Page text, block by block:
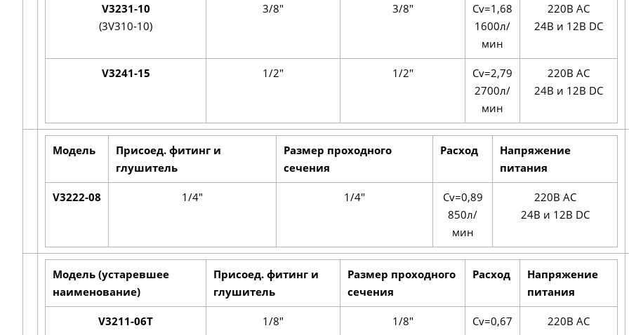
V3231-10
(3V310-10)
3/8" 3/8"
Cv=1,68
1600л/
мин
220В AC
24В и 12В DC
V3241-15 1/2" 1/2"
Cv=2,79
2700л/
мин
220В AC
24В и 12В DC
Модель
Присоед. фитинг и
глушитель
Размер проходного
сечения
Расход
Напряжение
питания
V3222-08 1/4" 1/4"
Cv=0,89
850л/
мин
220В AC
24В и 12В DC
Модель (устаревшее
наименование)
Присоед. фитинг и
глушитель
Размер проходного
сечения
Расход
Напряжение
питания
V3211-06T
1/8" 1/8"
Cv=0,67
220В AC